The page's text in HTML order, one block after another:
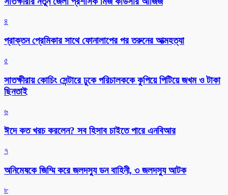
৪
প্রাক্তন প্রেমিকার সাথে ফোনালাপের পর তরুনের আত্মহত্যা
৫
সাতক্ষীরায় কোচিং সেন্টারে ঢুকে পরিচালককে কুপিয়ে পিটিয়ে জখম ও টাকা
ছিনতাই
৬
ঈদে কত খরচ করলেন? সব হিসাব চাইতে পারে এনবিআর
৭
অনিমেষকে জিম্মি করে জলদস্যু ডন বাহিনী, ৩ জলদস্যু আটক
৮